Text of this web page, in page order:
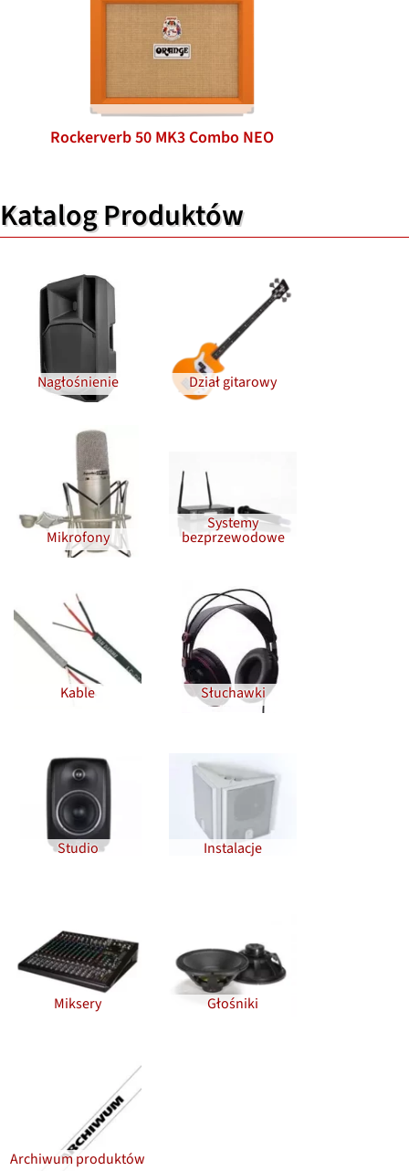
Rockerverb 50 MK3 Combo NEO
Katalog Produktów
Nagłośnienie Dział gitarowy
Mikrofony
Systemy
bezprzewodowe
Kable Słuchawki
Studio Instalacje
Miksery Głośniki
Archiwum produktów